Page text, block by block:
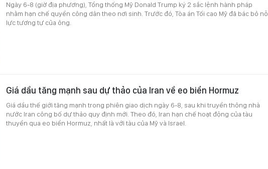
Ngày 6-8 (giờ địa phương), Tổng thống Mỹ Donald Trump ký 2 sắc lệnh hành pháp
nhằm hạn chế quyền công dân theo nơi sinh. Trước đó, Tòa án Tối cao Mỹ đã bác bỏ nỗ
lực tương tự của ông.
Giá dầu tăng mạnh sau dự thảo của Iran về eo biển Hormuz
Giá dầu thế giới tăng mạnh trong phiên giao dịch ngày 6-8, sau khi truyền thông nhà
nước Iran công bố dự thảo quy định mới. Theo đó, Iran hạn chế hoạt động của tàu
thuyền qua eo biển Hormuz, nhất là với tàu của Mỹ và Israel.